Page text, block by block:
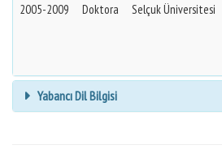
2005-2009
Doktora Selçuk Üniversitesi
Yabancı Dil Bilgisi